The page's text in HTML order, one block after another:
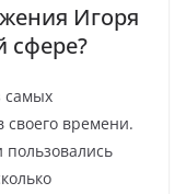
Игоря
сфере?
самых
времени.